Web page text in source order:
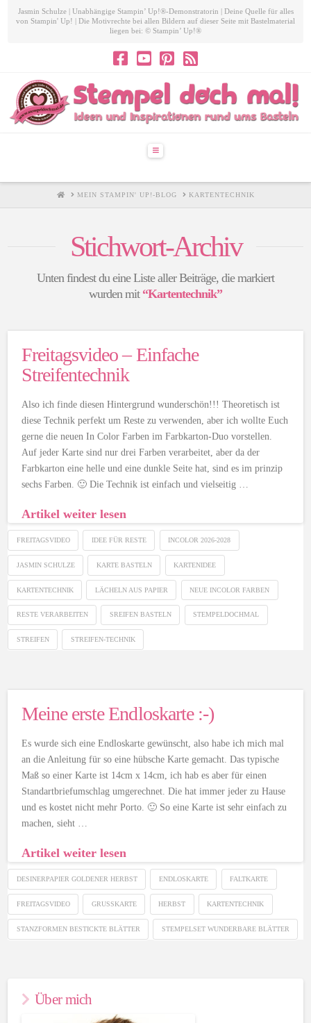
Jasmin Schulze | Unabhängige Stampin’ Up!®-Demonstratorin | Deine Quelle für alles
von Stampin' Up! | Die Motivrechte bei allen Bildern auf dieser Seite mit Bastelmaterial
liegen bei: © Stampin’ Up!®
Navigation
HOMEMEIN STAMPIN' UP!-BLOG KARTENTECHNIK
Stichwort-Archiv
Unten findest du eine Liste aller Beiträge, die markiert
wurden mit “Kartentechnik”
Freitagsvideo – Einfache
Streifentechnik
Also ich finde diesen Hintergrund wunderschön!!! Theoretisch ist
diese Technik perfekt um Reste zu verwenden, aber ich wollte Euch
gerne die neuen In Color Farben im Farbkarton-Duo vorstellen.
Auf jeder Karte sind nur drei Farben verarbeitet, aber da der
Farbkarton eine helle und eine dunkle Seite hat, sind es im prinzip
sechs Farben. 🙂 Die Technik ist einfach und vielseitig …
Artikel weiter lesen
FREITAGSVIDEO IDEE FÜR RESTE INCOLOR 2026-2028
JASMIN SCHULZE KARTE BASTELN KARTENIDEE
KARTENTECHNIK LÄCHELN AUS PAPIER NEUE INCOLOR FARBEN
RESTE VERARBEITEN SREIFEN BASTELN STEMPELDOCHMAL
STREIFEN STREIFEN-TECHNIK
Meine erste Endloskarte :-)
Es wurde sich eine Endloskarte gewünscht, also habe ich mich mal
an die Anleitung für so eine hübsche Karte gemacht. Das typische
Maß so einer Karte ist 14cm x 14cm, ich hab es aber für einen
Standartbriefumschlag umgerechnet. Die hat immer jeder zu Hause
und es kostet nicht mehr Porto. 🙂 So eine Karte ist sehr einfach zu
machen, sieht …
Artikel weiter lesen
DESINERPAPIER GOLDENER HERBST ENDLOSKARTE FALTKARTE
FREITAGSVIDEO GRUSSKARTE HERBST KARTENTECHNIK
STANZFORMEN BESTICKTE BLÄTTER STEMPELSET WUNDERBARE BLÄTTER
Über mich